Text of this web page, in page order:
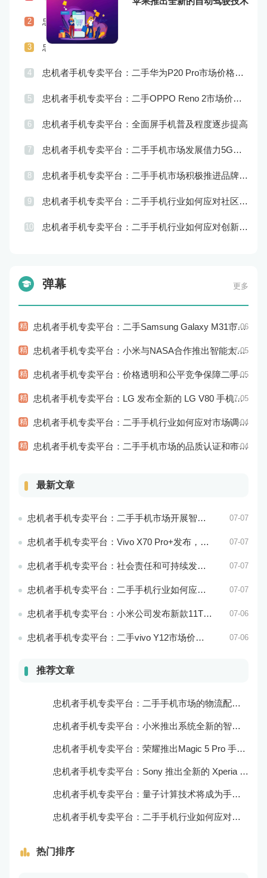
2 忠机者手机专卖平台：LG发布Wing智能手机，支持双屏交互
3 忠机者手机专卖平台：二手手机行业如何应对供应链管理的挑战
4 忠机者手机专卖平台：二手华为P20 Pro市场价格持续波动
5 忠机者手机专卖平台：二手OPPO Reno 2市场价格相对稳定
6 忠机者手机专卖平台：全面屏手机普及程度逐步提高
7 忠机者手机专卖平台：二手手机市场发展借力5G，迎来新机遇
8 忠机者手机专卖平台：二手手机市场积极推进品牌转型，实现品牌创新和升级
9 忠机者手机专卖平台：二手手机行业如何应对社区运营的重要性
10 忠机者手机专卖平台：二手手机行业如何应对创新驱动的发展
弹幕 更多
精 忠机者手机专卖平台：二手Samsung Galaxy M31市场价格持续下跌07-06
精 忠机者手机专卖平台：小米与NASA合作推出智能太空手表07-05
精 忠机者手机专卖平台：价格透明和公平竞争保障二手手机交易市场的稳定性和健康发展07-05
精 忠机者手机专卖平台：LG 发布全新的 LG V80 手机，支持 5G 网络07-05
精 忠机者手机专卖平台：二手手机行业如何应对市场调整的变动07-04
精 忠机者手机专卖平台：二手手机市场的品质认证和市场溯源07-04
最新文章
忠机者手机专卖平台：二手手机市场开展智能化运营，优化市场流程和效率 07-07
忠机者手机专卖平台：Vivo X70 Pro+发布，搭载超强的拍照能力和高效的处理器 07-07
忠机者手机专卖平台：社会责任和可持续发展是二手手机行业发展的关键 07-07
忠机者手机专卖平台：二手手机行业如何应对环境保护的责任 07-07
忠机者手机专卖平台：小米公司发布新款11T Pro手机，搭载120W快充技术 07-06
忠机者手机专卖平台：二手vivo Y12市场价格相对稳定 07-06
推荐文章
忠机者手机专卖平台：二手手机市场的物流配送和出售方式
忠机者手机专卖平台：小米推出系统全新的智能厨房
忠机者手机专卖平台：荣耀推出Magic 5 Pro 手机，搭载麒麟9000处理器和5000万像素主摄像头
忠机者手机专卖平台：Sony 推出全新的 Xperia 1 III 手机，展现出卓越的技术和品质
忠机者手机专卖平台：量子计算技术将成为手机行业的新的发展方向
忠机者手机专卖平台：二手手机行业如何应对生态系统的要求
热门排序